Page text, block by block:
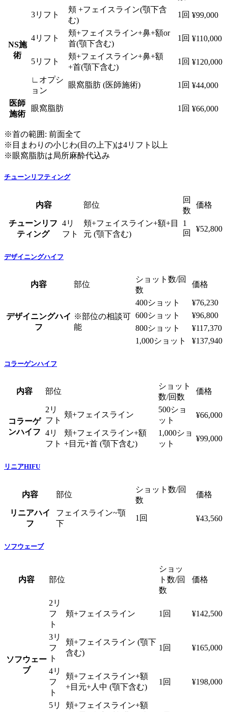
NS施
術
3リフト
頬 +フェイスライン(顎下含
む)
1回 ¥99,000
4リフト
頬+フェイスライン+鼻+額or
首(顎下含む)
1回 ¥110,000
5リフト
頬+フェイスライン+鼻+額
+首(顎下含む)
1回 ¥120,000
∟オプシ
ョン
眼窩脂肪 (医師施術) 1回 ¥44,000
医師
施術
眼窩脂肪 1回 ¥66,000
※首の範囲: 前面全て
※目まわりの小じわ(目の上下)は4リフト以上
※眼窩脂肪は局所麻酔代込み
チューンリフティング
内容 部位
回
数
価格
チューンリフ
ティング
4リ
フト
頬+フェイスライン+額+目
元 (顎下含む)
1
回
¥52,800
デザイニングハイフ
内容 部位
ショット数/回
数
価格
デザイニングハイ
フ
※部位の相談可
能
400ショット
¥76,230
600ショット
¥96,800
800ショット
¥117,370
1,000ショット
¥137,940
コラーゲンハイフ
内容 部位
ショット
数/回数
価格
コラーゲ
ンハイフ
2リ
フト
頬+フェイスライン
500ショ
ット
¥66,000
4リ
フト
頬+フェイスライン+額
+目元+首 (顎下含む)
1,000ショ
ット
¥99,000
リニアHIFU
内容 部位
ショット数/回
数
価格
リニアハイ
フ
フェイスライン~顎
下
1回 ¥43,560
ソフウェーブ
内容 部位
ショッ
ト数/回
数
価格
ソフウェー
ブ
2リ
フ
ト
頬+フェイスライン 1回 ¥142,500
3リ
フ
ト
頬+フェイスライン (顎下
含む)
1回 ¥165,000
4リ
フ
ト
頬+フェイスライン+額
+目元+人中 (顎下含む)
1回 ¥198,000
5リ
頬+フェイスライン+額